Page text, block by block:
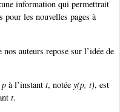
information qui permettrait
pour les nouvelles pages à
auteurs repose sur l’idée de
p à l’instant t, notée y(p, t), est
t.